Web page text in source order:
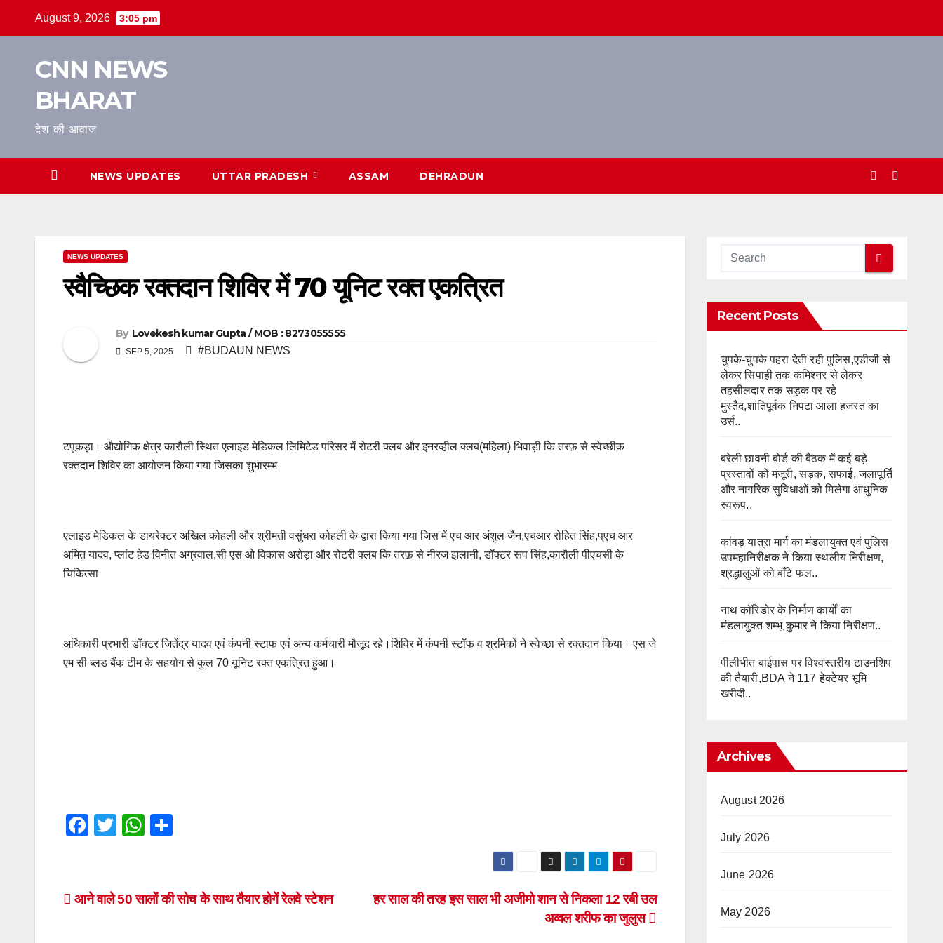
August 9, 2026 3:05 pm
CNN NEWS
BHARAT
देश की आवाज
NEWS UPDATES UTTAR PRADESH ASSAM DEHRADUN
NEWS UPDATES
स्वैच्छिक रक्तदान शिविर में 70 यूनिट रक्त एकत्रित
By Lovekesh kumar Gupta / MOB : 8273055555
SEP 5, 2025 #BUDAUN NEWS
टपूकड़ा। औद्योगिक क्षेत्र कारौली स्थित एलाइड मेडिकल लिमिटेड परिसर में रोटरी क्लब और इनरव्हील क्लब(महिला) भिवाड़ी कि तरफ़ से स्वेच्छीक
रक्तदान शिविर का आयोजन किया गया जिसका शुभारम्भ
एलाइड मेडिकल के डायरेक्टर अखिल कोहली और श्रीमती वसुंधरा कोहली के द्वारा किया गया जिस में एच आर अंशुल जैन,एचआर रोहित सिंह,प्एच आर
अमित यादव, प्लांट हेड विनीत अग्रवाल,सी एस ओ विकास अरोड़ा और रोटरी क्लब कि तरफ़ से नीरज झलानी, डॉक्टर रूप सिंह,कारौली पीएचसी के
चिकित्सा
अधिकारी प्रभारी डॉक्टर जितेंद्र यादव एवं कंपनी स्टाफ एवं अन्य कर्मचारी मौजूद रहे।शिविर में कंपनी स्टॉफ व श्रमिकों ने स्वेच्छा से रक्तदान किया। एस जे
एम सी ब्लड बैंक टीम के सहयोग से कुल 70 यूनिट रक्त एकत्रित हुआ।
F
e
T
er
W
s
e
Post
हर साल की तरह इस साल भी अजीमो शान से निकला 12 रबी उल
अव्वल शरीफ का जुलुस
आने वाले 50 सालों की सोच के साथ तैयार होगें रेलवे स्टेशन
Recent Posts
चुपके-चुपके पहरा देती रही पुलिस,एडीजी से
लेकर सिपाही तक कमिश्नर से लेकर
तहसीलदार तक सड़क पर रहे
मुस्तैद,शांतिपूर्वक निपटा आला हजरत का
उर्स..
बरेली छावनी बोर्ड की बैठक में कई बड़े
प्रस्तावों को मंजूरी, सड़क, सफाई, जलापूर्ति
और नागरिक सुविधाओं को मिलेगा आधुनिक
स्वरूप..
कांवड़ यात्रा मार्ग का मंडलायुक्त एवं पुलिस
उपमहानिरीक्षक ने किया स्थलीय निरीक्षण,
श्रद्धालुओं को बाँटे फल..
नाथ कॉरिडोर के निर्माण कार्यों का
मंडलायुक्त शम्भू कुमार ने किया निरीक्षण..
पीलीभीत बाईपास पर विश्वस्तरीय टाउनशिप
की तैयारी,BDA ने 117 हेक्टेयर भूमि
खरीदी..
Archives
August 2026
July 2026
June 2026
May 2026